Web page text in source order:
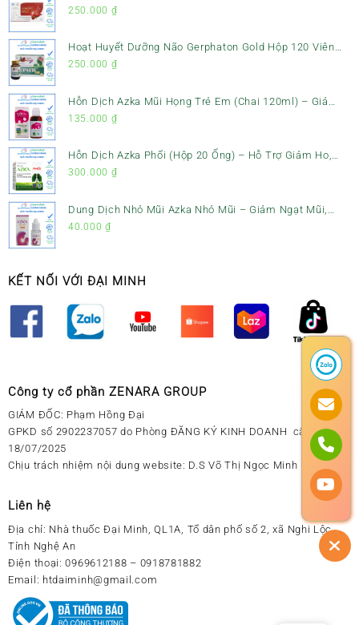
Gan, Mát Gan & Bảo Vệ Gan
250.000 ₫
Hoạt Huyết Dưỡng Não Gerphaton Gold Hộp 120 Viên
– Giảm Đau Đầu, Hoa Mắt, Chóng Mặt & Rối Loạn Tiền
250.000 ₫
Hỗn Dịch Azka Mũi Họng Trẻ Em (Chai 120ml) – Giảm
Ho, Tiêu Đờm & Đau Rát Họng
135.000 ₫
Hỗn Dịch Azka Phổi (Hộp 20 Ống) – Hỗ Trợ Giảm Ho,
Tiêu Đờm & Bổ Phổi
300.000 ₫
Dung Dịch Nhỏ Mũi Azka Nhỏ Mũi – Giảm Ngạt Mũi,
Sổ Mũi Cho Trẻ Sơ Sinh
40.000 ₫
KẾT NỐI VỚI ĐẠI MINH
Công ty cổ phần ZENARA GROUP
GIÁM ĐỐC: Phạm Hồng Đại
GPKD số 2902237057 do Phòng ĐĂNG KÝ KINH DOANH cấp ngày
18/07/2025
Chịu trách nhiệm nội dung website: D.S Võ Thị Ngọc Minh
Liên hệ
Địa chỉ: Nhà thuốc Đại Minh, QL1A, Tổ dân phố số 2, xã Nghi Lộc,
Tỉnh Nghệ An
Điện thoại: 0969612188 – 0918781882
Email: htdaiminh@gmail.com